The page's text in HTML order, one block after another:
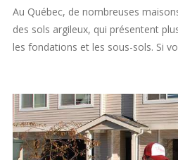
Au Québec, de nombreuses
des sols argileux, qui présentent
les fondations et les sous-sols. Si